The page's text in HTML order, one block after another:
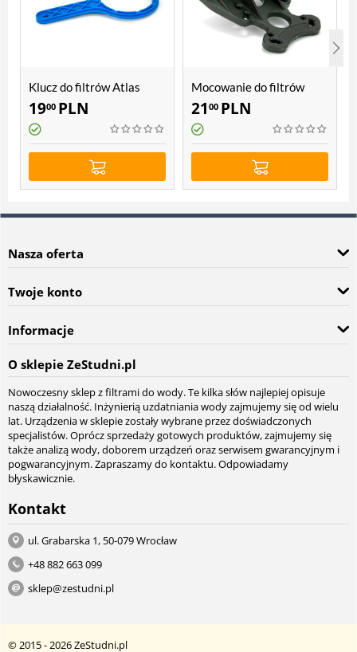
Klucz do filtrów Atlas
Filtri Hydra
1900 PLN
Mocowanie do filtrów
Atlas Filtri SX, BX, Sanic,
Hydra
21 00 PLN
Nasza oferta
Twoje konto
Informacje
O sklepie ZeStudni.pl
Nowoczesny sklep z filtrami do wody. Te kilka słów najlepiej opisuje
naszą działalność. Inżynierią uzdatniania wody zajmujemy się od wielu
lat. Urządzenia w sklepie zostały wybrane przez doświadczonych
specjalistów. Oprócz sprzedaży gotowych produktów, zajmujemy się
także analizą wody, doborem urządzeń oraz serwisem gwarancyjnym i
pogwarancyjnym. Zapraszamy do kontaktu. Odpowiadamy
błyskawicznie.
Kontakt
ul. Grabarska 1, 50-079 Wrocław
+48 882 663 099
sklep@zestudni.pl
© 2015 - 2026 ZeStudni.pl